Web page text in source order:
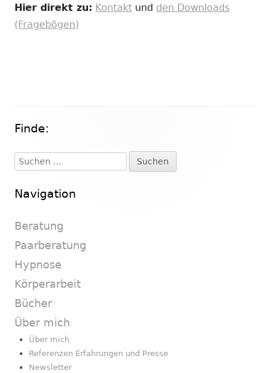
Hier direkt zu: Kontakt und den Downloads
(Fragebögen)
Haupt-
Seitenleiste
Finde:
Suchen
nach:
Navigation
Beratung
Paarberatung
Hypnose
Körperarbeit
Bücher
Über mich
Über mich
Referenzen Erfahrungen und Presse
Newsletter